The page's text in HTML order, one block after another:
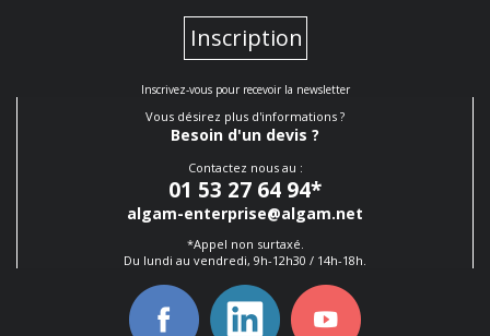
Inscription
Inscrivez-vous pour recevoir la newsletter
Vous désirez plus d'informations ?
Besoin d'un devis ?
Contactez nous au :
01 53 27 64 94*
algam-enterprise@algam.net
*Appel non surtaxé.
Du lundi au vendredi, 9h-12h30 / 14h-18h.